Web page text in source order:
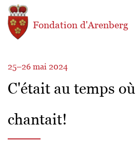
Aller au contenu principal
Fondation d'Arenberg
25–26 mai 2024
C'était au temps
chantait!